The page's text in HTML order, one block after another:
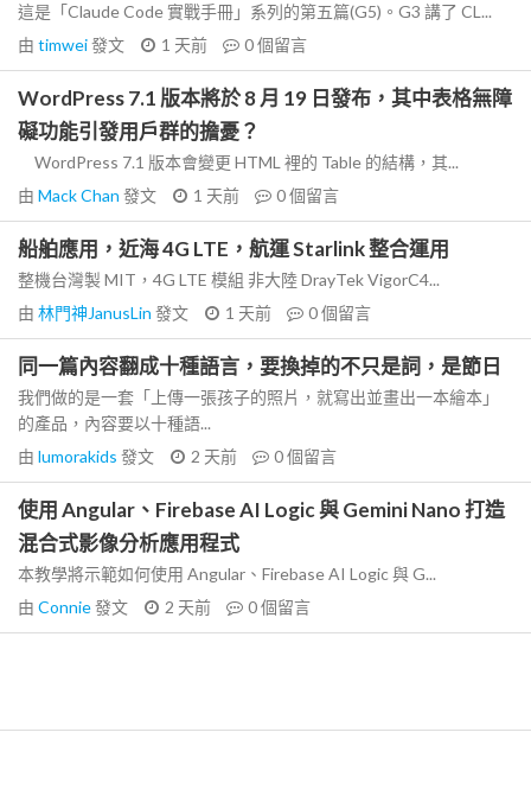
這是「Claude Code 實戰手冊」系列的第五篇(G5)。G3 講了 CL...
由 timwei發文 1 天前 0個留言
WordPress 7.1 版本將於 8 月 19 日發布，其中表格無障
礙功能引發用戶群的擔憂？
WordPress 7.1 版本會變更 HTML 裡的 Table 的結構，其...
由 Mack Chan 發文 1 天前 0個留言
船舶應用，近海 4G LTE，航運 Starlink 整合運用
整機台灣製 MIT，4G LTE 模組 非大陸 DrayTek VigorC4...
由 林門神JanusLin 發文 1 天前 0個留言
同一篇內容翻成十種語言，要換掉的不只是詞，是節日
我們做的是一套「上傳一張孩子的照片，就寫出並畫出一本繪本」
的產品，內容要以十種語...
由 lumorakids 發文 2 天前 0個留言
使用 Angular、Firebase AI Logic 與 Gemini Nano 打造
混合式影像分析應用程式
本教學將示範如何使用 Angular、Firebase AI Logic 與 G...
由 Connie發文 2 天前 0個留言